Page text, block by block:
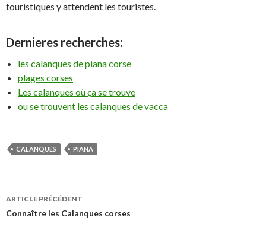
touristiques y attendent les touristes.
Dernieres recherches:
les calanques de piana corse
plages corses
Les calanques où ça se trouve
ou se trouvent les calanques de vacca
CALANQUES PIANA
Navigation
ARTICLE PRÉCÉDENT
Connaître les Calanques corses